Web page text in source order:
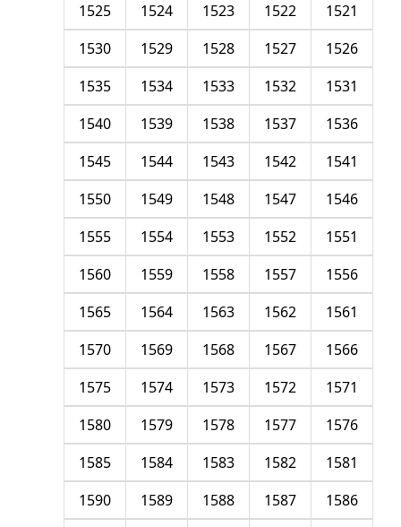
1521
1522
1523
1524
1525
1526
1527
1528
1529
1530
1531
1532
1533
1534
1535
1536
1537
1538
1539
1540
1541
1542
1543
1544
1545
1546
1547
1548
1549
1550
1551
1552
1553
1554
1555
1556
1557
1558
1559
1560
1561
1562
1563
1564
1565
1566
1567
1568
1569
1570
1571
1572
1573
1574
1575
1576
1577
1578
1579
1580
1581
1582
1583
1584
1585
1586
1587
1588
1589
1590